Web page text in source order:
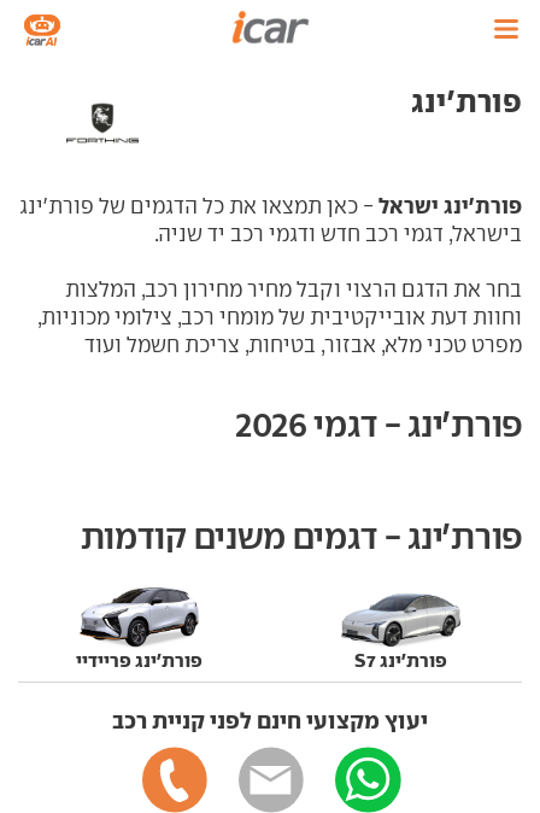
פורת'ינג
פורת'ינג ישראל - כאן תמצאו את כל הדגמים של פורת'ינג
בישראל, דגמי רכב חדש ודגמי רכב יד שניה.
בחר את הדגם הרצוי וקבל מחיר מחירון רכב, המלצות
וחוות דעת אובייקטיבית של מומחי רכב, צילומי מכוניות,
מפרט טכני מלא, אבזור, בטיחות, צריכת חשמל ועוד
פורת'ינג - דגמי 2026
פורת'ינג - דגמים משנים קודמות
פורת'ינג S7 פורת'ינג פריידיי
יעוץ מקצועי חינם לפני קניית רכב